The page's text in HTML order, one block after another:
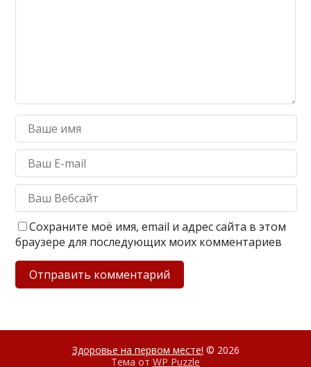
Сохраните моё имя, email и адрес сайта в этом
браузере для последующих моих комментариев
Здоровье на первом месте! © 2026
Тема от WP Puzzle